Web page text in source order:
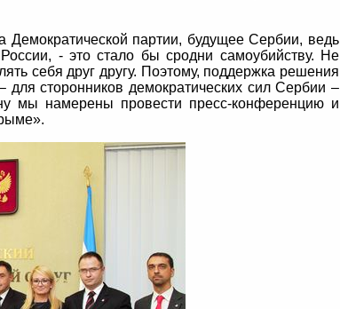
Демократической партии, будущее Сербии, ведь
- это стало бы сродни самоубийству. Не
себя друг другу. Поэтому, поддержка решения
сторонников демократических сил Сербии –
мы намерены провести пресс-конференцию и